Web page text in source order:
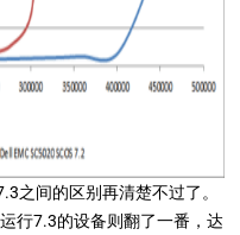
之间的区别再清楚不过了。
行7.3的设备则翻了一番，达